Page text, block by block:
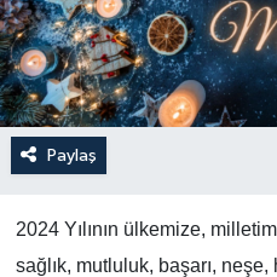
Paylaş
2024 Yılının ülkemize,
sağlık, mutluluk, başarı,